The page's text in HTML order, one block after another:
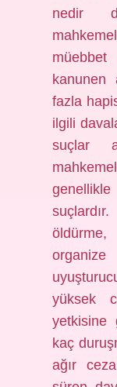
nedir
kanunen
fazla
ilgili
suçlar
yüksek
yetkisine
kaç
ağır